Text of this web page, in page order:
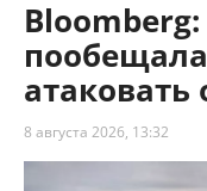
8 августа 2026, 13:32